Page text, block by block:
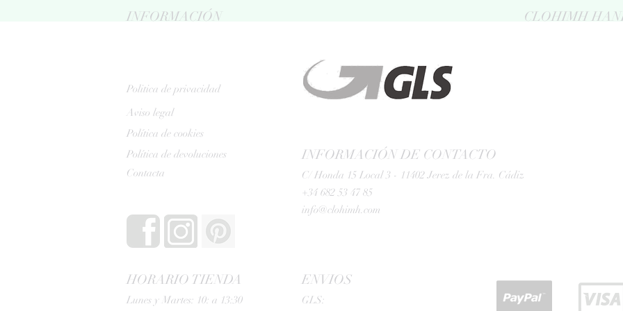
INFORMACIÓN CLOHIMH
Politica de privacidad
Aviso legal
Política de cookies
Política de devoluciones
Contacta
INFORMACIÓN DE CONTACTO
C/ Honda 15 Local 3 - 11402 Jerez de la Fra. Cádiz
+34 682 53 47 85
info@clohimh.com
HORARIO TIENDA
Lunes y Martes: 10: a 13:30
ENVIOS
GLS: